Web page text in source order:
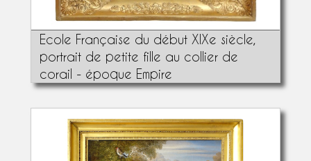
Ecole Française du début XIXe siècle,
portrait de petite fille au collier de
corail - époque Empire